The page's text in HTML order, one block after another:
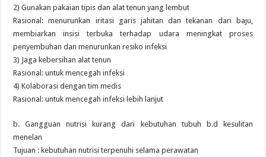
2) Gunakan pakaian tipis dan alat tenun yang lembut
Rasional: menurunkan iritasi garis jahitan dan tekanan dari baju,
membiarkan insisi terbuka terhadap udara meningkat proses
penyembuhan dan menurunkan resiko infeksi
3) Jaga kebersihan alat tenun
Rasional: untuk mencegah infeksi
4) Kolaborasi dengan tim medis
Rasional: untuk mencegah infeksi lebih lanjut
b. Gangguan nutrisi kurang dari kebutuhan tubuh b.d kesulitan
menelan
Tujuan : kebutuhan nutrisi terpenuhi selama perawatan